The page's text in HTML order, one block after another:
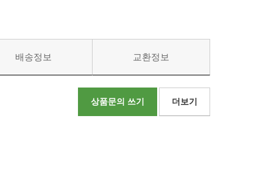
배송정보 교환정보
상품문의 쓰기 더보기